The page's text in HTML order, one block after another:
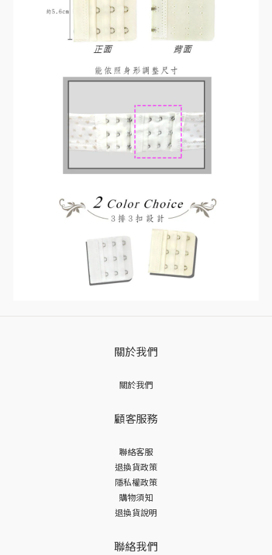
關於我們
關於我們
顧客服務
聯絡客服
退換貨政策
隱私權政策
購物須知
退換貨說明
聯絡我們